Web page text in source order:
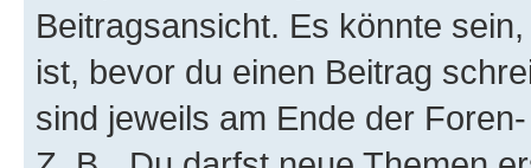
Beitragsansicht. Es könnte
ist, bevor du einen Beitrag
sind jeweils am Ende der